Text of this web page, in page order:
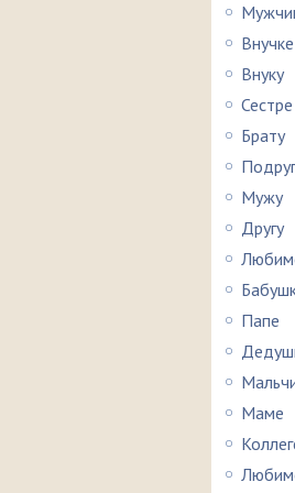
Внучке
Внуку
Сестре
Брату
Мужу
Другу
Папе
Маме